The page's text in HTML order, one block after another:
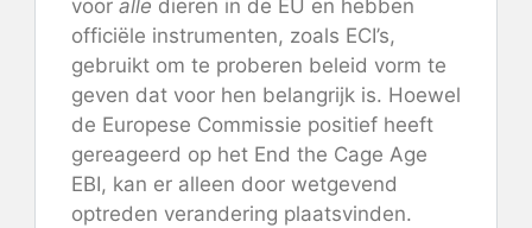
voor alle dieren in de EU en hebben
officiële instrumenten, zoals ECI’s,
gebruikt om te proberen beleid vorm te
geven dat voor hen belangrijk is. Hoewel
de Europese Commissie positief heeft
gereageerd op het End the Cage Age
EBI, kan er alleen door wetgevend
optreden verandering plaatsvinden.